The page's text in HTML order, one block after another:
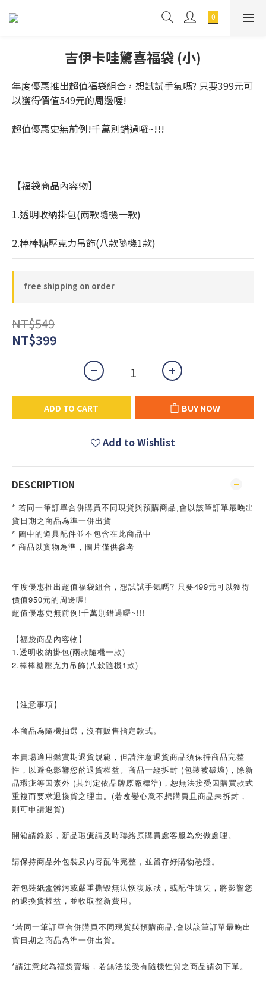
吉伊卡哇驚喜福袋 (小)
年度優惠推出超值福袋組合，想試試手氣嗎? 只要399元可
以獲得價值549元的周邊喔!
超值優惠史無前例!千萬別錯過囉~!!!
【福袋商品內容物】
1.透明收納掛包(兩款隨機一款)
2.棒棒糖壓克力吊飾(八款隨機1款)
free shipping on order
NT$549
NT$399
ADD TO CART BUY NOW
Add to Wishlist
DESCRIPTION
* 若同一筆訂單合併購買不同現貨與預購商品,會以該筆訂單最晚出
貨日期之商品為準一併出貨
* 圖中的道具配件並不包含在此商品中
* 商品以實物為準，圖片僅供參考
年度優惠推出超值福袋組合，想試試手氣嗎? 只要499元可以獲得
價值950元的周邊喔!
超值優惠史無前例!千萬別錯過囉~!!!
【福袋商品內容物】
1.透明收納掛包(兩款隨機一款)
2.棒棒糖壓克力吊飾(八款隨機1款)
【注意事項】
本商品為隨機抽選，沒有販售指定款式。
本賣場適用鑑賞期退貨規範，但請注意退貨商品須保持商品完整
性，以避免影響您的退貨權益。商品一經拆封 (包裝被破壞)，除新
品瑕疵等因素外 (其判定依品牌原廠標準)，恕無法接受因購買款式
重複而要求退換貨之理由。(若改變心意不想購買且商品未拆封，
則可申請退貨)
開箱請錄影，新品瑕疵請及時聯絡原購買處客服為您做處理。
請保持商品外包裝及內容配件完整，並留存好購物憑證。
若包裝紙盒髒污或嚴重撕毀無法恢復原狀，或配件遺失，將影響您
的退換貨權益，並收取整新費用。
*若同一筆訂單合併購買不同現貨與預購商品,會以該筆訂單最晚出
貨日期之商品為準一併出貨。
*請注意此為福袋賣場，若無法接受有隨機性質之商品請勿下單。